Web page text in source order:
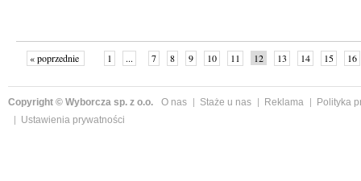
« poprzednie 1 ... 7 8 9 10 11 12 13 14 15 16
Copyright © Wyborcza sp. z o.o. O nas Staże u nas Reklama
Polityka
Ustawienia prywatności